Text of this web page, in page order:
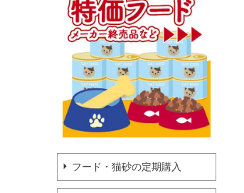
フード・猫砂の定期購入